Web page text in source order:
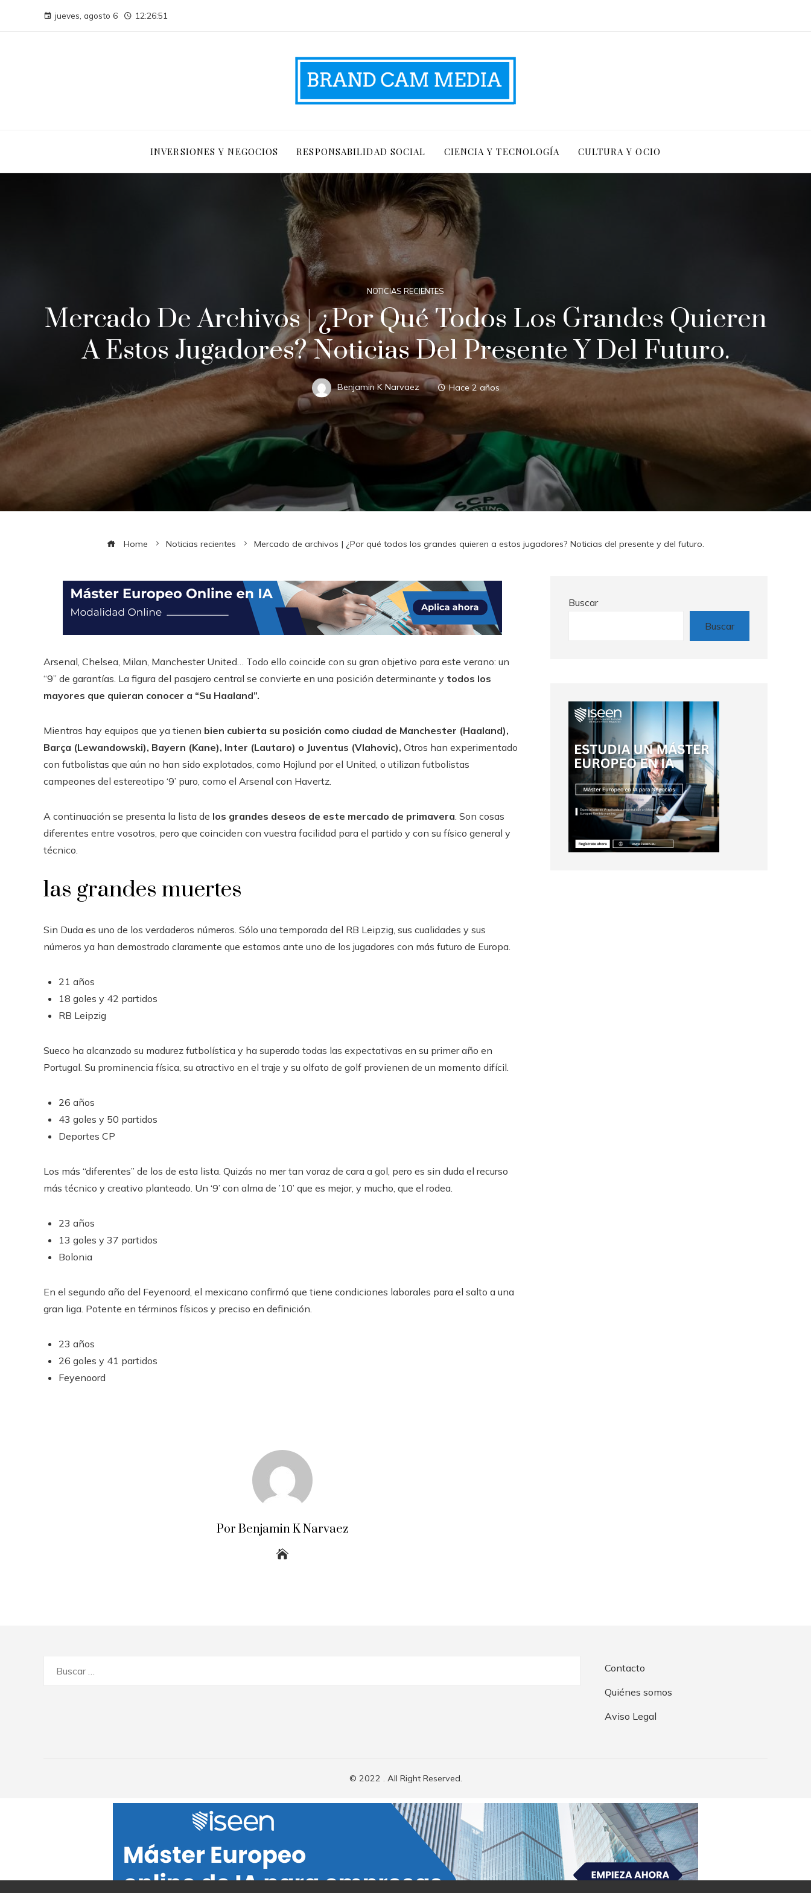
jueves, agosto 6 12:26:52
INVERSIONES Y NEGOCIOS RESPONSABILIDAD SOCIAL CIENCIA Y TECNOLOGÍA CULTURA Y OCIO
NOTICIAS RECIENTES
Mercado De Archivos | ¿Por Qué Todos Los Grandes Quieren
A Estos Jugadores? Noticias Del Presente Y Del Futuro.
Benjamin K Narvaez Hace 2 años
Home Noticias recientes Mercado de archivos | ¿Por qué todos los grandes quieren a estos jugadores? Noticias del presente y del futuro.
Arsenal, Chelsea, Milan, Manchester United… Todo ello coincide con su gran objetivo para este verano: un
“9” de garantías. La figura del pasajero central se convierte en una posición determinante y todos los
mayores que quieran conocer a “Su Haaland”.
Mientras hay equipos que ya tienen bien cubierta su posición como ciudad de Manchester (Haaland),
Barça (Lewandowski), Bayern (Kane), Inter (Lautaro) o Juventus (Vlahovic), Otros han experimentado
con futbolistas que aún no han sido explotados, como Hojlund por el United, o utilizan futbolistas
campeones del estereotipo ‘9’ puro, como el Arsenal con Havertz.
A continuación se presenta la lista de los grandes deseos de este mercado de primavera. Son cosas
diferentes entre vosotros, pero que coinciden con vuestra facilidad para el partido y con su físico general y
técnico.
las grandes muertes
Sin Duda es uno de los verdaderos números. Sólo una temporada del RB Leipzig, sus cualidades y sus
números ya han demostrado claramente que estamos ante uno de los jugadores con más futuro de Europa.
21 años
18 goles y 42 partidos
RB Leipzig
Sueco ha alcanzado su madurez futbolística y ha superado todas las expectativas en su primer año en
Portugal. Su prominencia física, su atractivo en el traje y su olfato de golf provienen de un momento difícil.
26 años
43 goles y 50 partidos
Deportes CP
Los más “diferentes” de los de esta lista. Quizás no mer tan voraz de cara a gol, pero es sin duda el recurso
más técnico y creativo planteado. Un ‘9’ con alma de ’10’ que es mejor, y mucho, que el rodea.
23 años
13 goles y 37 partidos
Bolonia
En el segundo año del Feyenoord, el mexicano confirmó que tiene condiciones laborales para el salto a una
gran liga. Potente en términos físicos y preciso en definición.
23 años
26 goles y 41 partidos
Feyenoord
Por Benjamin K Narvaez
Buscar
Buscar
Contacto
Quiénes somos
Aviso Legal
© 2022 . All Right Reserved.